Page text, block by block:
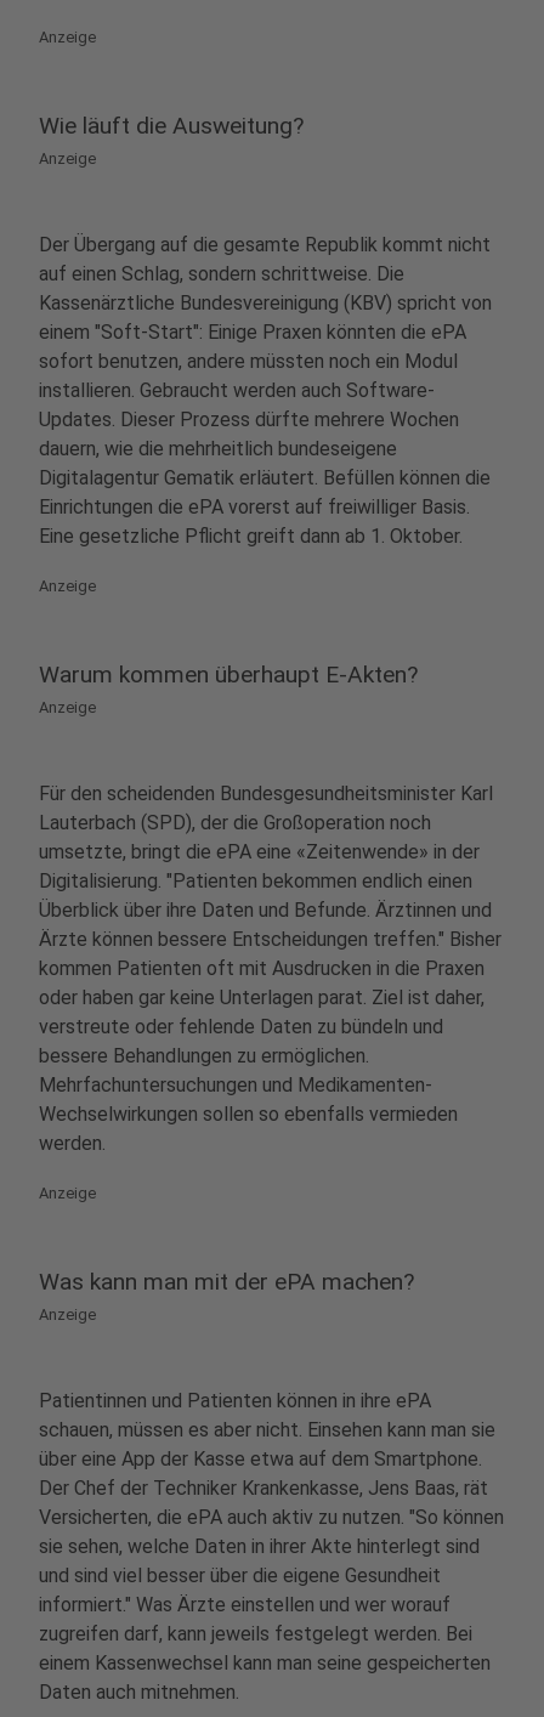
Anzeige
Wie läuft die Ausweitung?
Anzeige
Der Übergang auf die gesamte Republik kommt nicht
auf einen Schlag, sondern schrittweise. Die
Kassenärztliche Bundesvereinigung (KBV) spricht von
einem "Soft-Start": Einige Praxen könnten die ePA
sofort benutzen, andere müssten noch ein Modul
installieren. Gebraucht werden auch Software-
Updates. Dieser Prozess dürfte mehrere Wochen
dauern, wie die mehrheitlich bundeseigene
Digitalagentur Gematik erläutert. Befüllen können die
Einrichtungen die ePA vorerst auf freiwilliger Basis.
Eine gesetzliche Pflicht greift dann ab 1. Oktober.
Anzeige
Warum kommen überhaupt E-Akten?
Anzeige
Für den scheidenden Bundesgesundheitsminister Karl
Lauterbach (SPD), der die Großoperation noch
umsetzte, bringt die ePA eine «Zeitenwende» in der
Digitalisierung. "Patienten bekommen endlich einen
Überblick über ihre Daten und Befunde. Ärztinnen und
Ärzte können bessere Entscheidungen treffen." Bisher
kommen Patienten oft mit Ausdrucken in die Praxen
oder haben gar keine Unterlagen parat. Ziel ist daher,
verstreute oder fehlende Daten zu bündeln und
bessere Behandlungen zu ermöglichen.
Mehrfachuntersuchungen und Medikamenten-
Wechselwirkungen sollen so ebenfalls vermieden
werden.
Anzeige
Was kann man mit der ePA machen?
Anzeige
Patientinnen und Patienten können in ihre ePA
schauen, müssen es aber nicht. Einsehen kann man sie
über eine App der Kasse etwa auf dem Smartphone.
Der Chef der Techniker Krankenkasse, Jens Baas, rät
Versicherten, die ePA auch aktiv zu nutzen. "So können
sie sehen, welche Daten in ihrer Akte hinterlegt sind
und sind viel besser über die eigene Gesundheit
informiert." Was Ärzte einstellen und wer worauf
zugreifen darf, kann jeweils festgelegt werden. Bei
einem Kassenwechsel kann man seine gespeicherten
Daten auch mitnehmen.